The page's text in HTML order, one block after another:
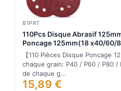
B1PRT
110Pcs Disque Abrasif
Poncage 125mm(18 x40/60/
x180/240 Grain),Papier
pour Ponceuse
Perd Pas Ses Grains‌)
【110 Pièces Disque Poncage
chaque grain: P40 / P60 / P80 /
de chaque g…
15,89 €